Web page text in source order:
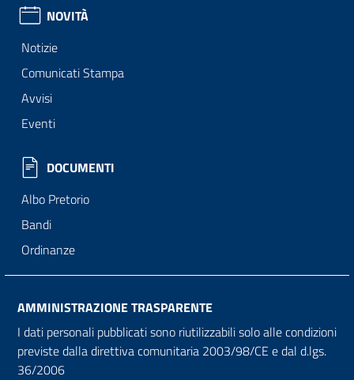
NOVITÀ
Notizie
Comunicati Stampa
Avvisi
Eventi
DOCUMENTI
Albo Pretorio
Bandi
Ordinanze
AMMINISTRAZIONE TRASPARENTE
I dati personali pubblicati sono riutilizzabili solo alle condizioni
previste dalla direttiva comunitaria 2003/98/CE e dal d.lgs.
36/2006